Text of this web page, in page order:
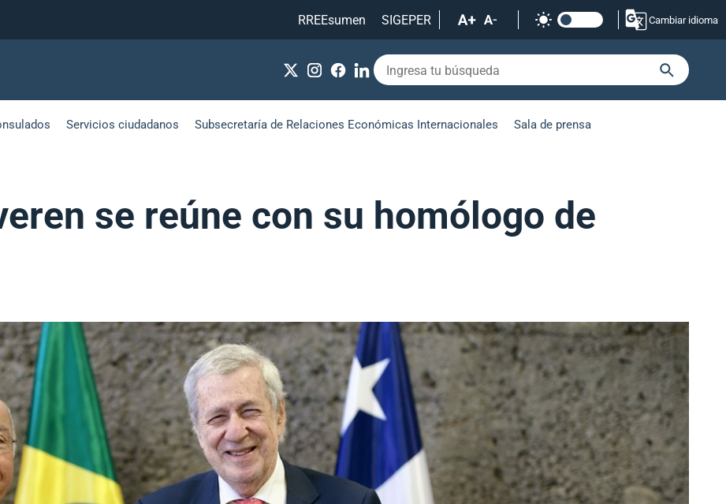
RREEsumen
SIGEPER Cambiar idioma
Servicios ciudadanos Subsecretaría de Relaciones Económicas Internacionales Sala de prensa
se reúne con su homólogo de